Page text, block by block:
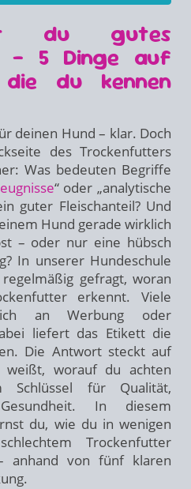
du gutes
– 5 Dinge auf
du kennen
deinen Hund – klar. Doch
des Trockenfutters
Was bedeuten Begriffe
“ oder „analytische
guter Fleischanteil? Und
Hund gerade wirklich
– oder nur eine hübsch
In unserer Hundeschule
gefragt, woran
erkennt. Viele
an Werbung oder
liefert das Etikett die
Die Antwort steckt auf
worauf du achten
für Qualität,
In diesem
du, wie du in wenigen
Trockenfutter
anhand von fünf klaren